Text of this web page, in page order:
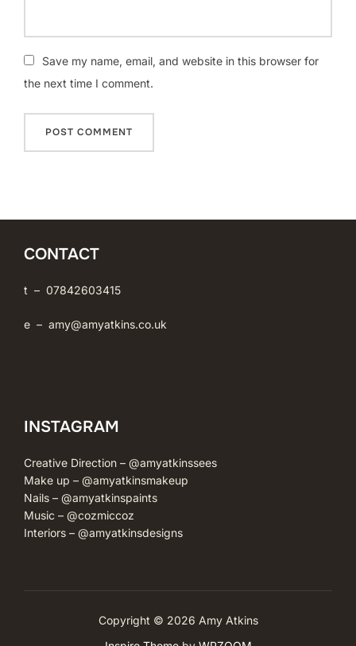
Save my name, email, and website in this browser for
the next time I comment.
CONTACT
t – 07842603415
e – amy@amyatkins.co.uk
INSTAGRAM
Creative Direction – @amyatkinssees
Make up – @amyatkinsmakeup
Nails – @amyatkinspaints
Music – @cozmiccoz
Interiors – @amyatkinsdesigns
Copyright © 2026 Amy Atkins